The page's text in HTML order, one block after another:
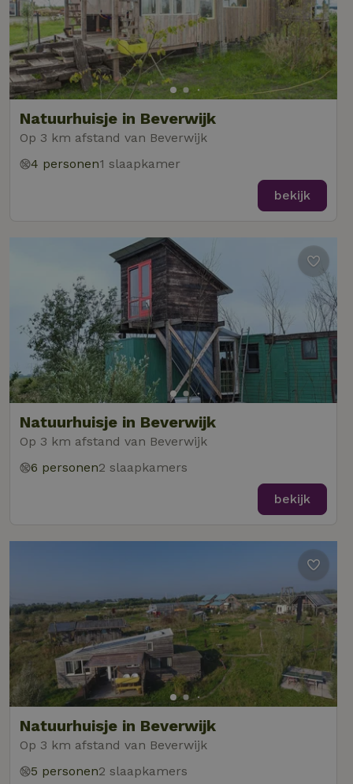
Natuurhuisje in Beverwijk
Op 3 km afstand van Beverwijk
4 personen1 slaapkamer
bekijk
Natuurhuisje in Beverwijk
Op 3 km afstand van Beverwijk
6 personen2 slaapkamers
bekijk
Natuurhuisje in Beverwijk
Op 3 km afstand van Beverwijk
5 personen2 slaapkamers